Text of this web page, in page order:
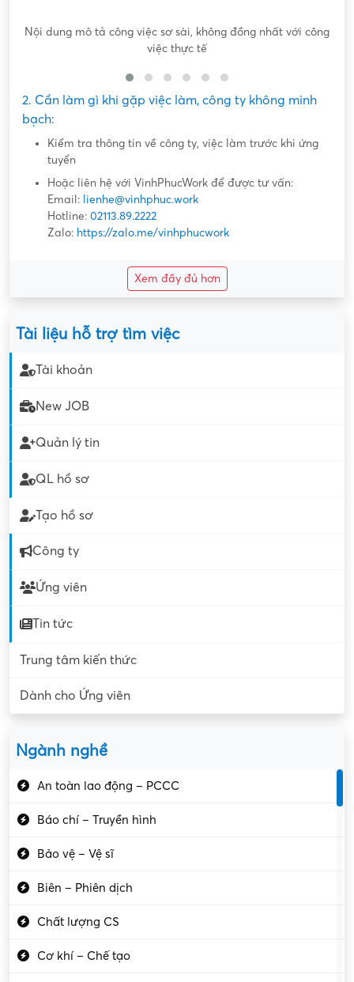
Nội dung mô tả công việc sơ sài, không đồng nhất với công
việc thực tế
2. Cần làm gì khi gặp việc làm, công ty không minh
bạch:
Kiểm tra thông tin về công ty, việc làm trước khi ứng
tuyển
Hoặc liên hệ với VinhPhucWork để được tư vấn:
Email: lienhe@vinhphuc.work
Hotline: 02113.89.2222
Zalo: https://zalo.me/vinhphucwork
Xem đầy đủ hơn
Tài liệu hỗ trợ tìm việc
Tài khoản
New JOB
Quản lý tin
QL hồ sơ
Tạo hồ sơ
Công ty
Ứng viên
Tin tức
Trung tâm kiến thức
Dành cho Ứng viên
Ngành nghề
An toàn lao động – PCCC
Báo chí – Truyền hình
Bảo vệ – Vệ sĩ
Biên – Phiên dịch
Chất lượng CS
Cơ khí – Chế tạo